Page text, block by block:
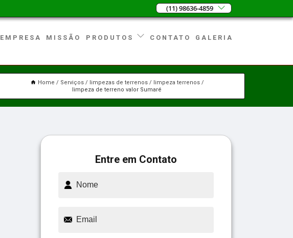
(11) 98636-4859
EMPRESA MISSÃO PRODUTOS CONTATO GALERIA
Home Serviços limpezas de terrenos
limpeza terrenos
limpeza de terreno valor Sumaré
Entre em Contato